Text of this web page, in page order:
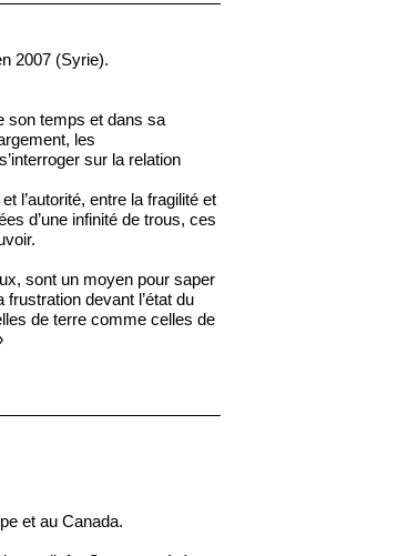
et au Canada.
2007 (Syrie).
son temps et dans sa
les
sur la relation
l’autorité, entre la fragilité et
d’une infinité de trous, ces
sont un moyen pour saper
devant l’état du
de terre comme celles de